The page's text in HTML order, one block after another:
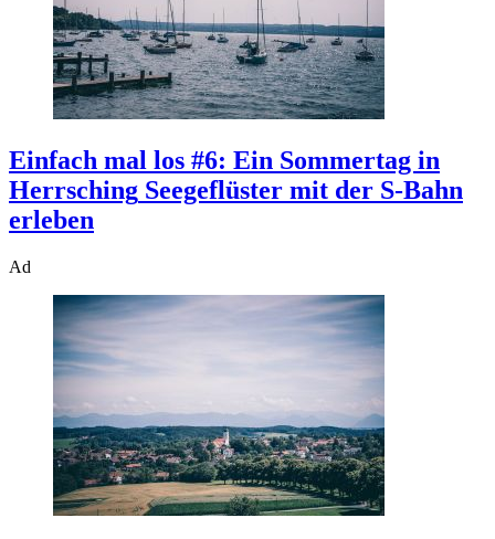
Einfach mal los #6: Ein Sommertag in
Herrsching Seegeflüster mit der S-Bahn
erleben
Ad